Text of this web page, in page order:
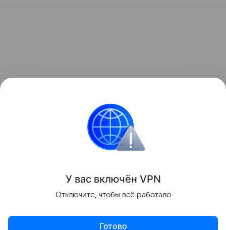
У вас включён VPN
Отключите, чтобы всё работало
Готово